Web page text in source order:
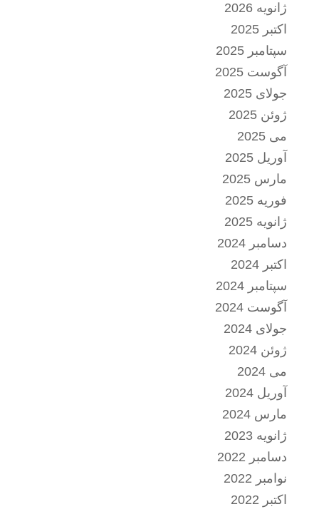
ژانویه 2026
اکتبر 2025
سپتامبر 2025
آگوست 2025
جولای 2025
ژوئن 2025
می 2025
آوریل 2025
مارس 2025
فوریه 2025
ژانویه 2025
دسامبر 2024
اکتبر 2024
سپتامبر 2024
آگوست 2024
جولای 2024
ژوئن 2024
می 2024
آوریل 2024
مارس 2024
ژانویه 2023
دسامبر 2022
نوامبر 2022
اکتبر 2022